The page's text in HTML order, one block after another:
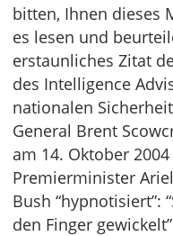
bitten, Ihnen dieses
es lesen und
erstaunliches Zitat
des Intelligence
nationalen
General Brent
am 14. Oktober
Premierminister
Bush “hypnotisiert”:
den Finger